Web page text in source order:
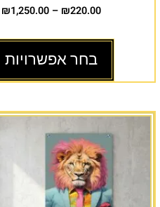
₪220.00
–
₪1,250.00
בחר אפשרויות